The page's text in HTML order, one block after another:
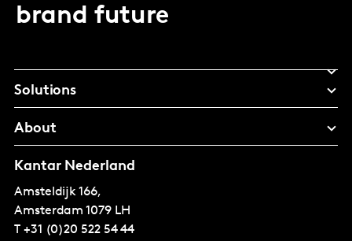
brand future
Solutions
About
Kantar Nederland
Amsteldijk 166,
Amsterdam 1079 LH
T +31 (0)20 522 54 44